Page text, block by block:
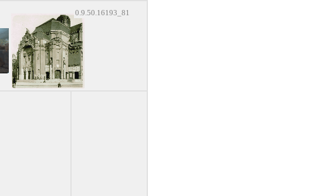
0.9.50.16193_81